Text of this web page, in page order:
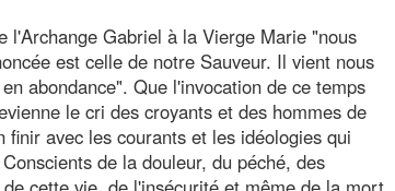
l'Archange Gabriel à la Vierge Marie "nous
est celle de notre Sauveur. Il vient nous
abondance". Que l'invocation de ce temps
le cri des croyants et des hommes de
avec les courants et les idéologies qui
de la douleur, du péché, des